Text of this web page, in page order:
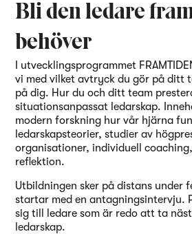
Bli den ledare
behöver
I utvecklingsprogrammet
vi med vilket avtryck du gör på ditt
på dig. Hur du och ditt team
situationsanpassat ledarskap.
modern forskning hur vår hjärna
ledarskapsteorier, studier av
organisationer, individuell
reflektion.
Utbildningen sker på distans under
startar med en antagningsintervju.
sig till ledare som är redo att ta
ledarskap.